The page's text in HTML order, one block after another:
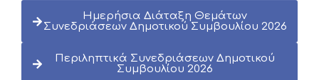
Ημερήσια Διάταξη Θεμάτων
Συνεδριάσεων Δημοτικού Συμβουλίου 2026
Περιληπτικά Συνεδριάσεων Δημοτικού
Συμβουλίου 2026